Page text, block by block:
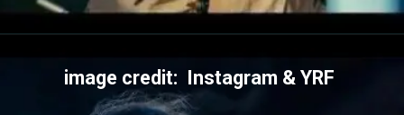
image credit: Instagram & YRF